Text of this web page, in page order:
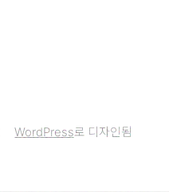
WordPress로 디자인됨